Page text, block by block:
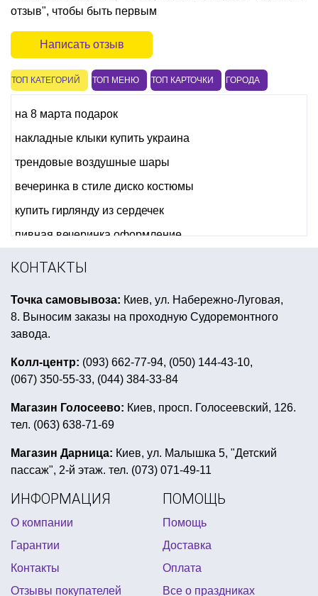
отзыв", чтобы быть первым
Написать отзыв
ТОП КАТЕГОРИЙ ТОП МЕНЮ ТОП КАРТОЧКИ ГОРОДА
на 8 марта подарок
накладные клыки купить украина
трендовые воздушные шары
вечеринка в стиле диско костюмы
купить гирлянду из сердечек
пивная вечеринка оформление
картина на хэллоуин
шары на день рождения для взрослых
гелиевые шары на 14 февраля цветная вечеринка
праздничный баннер
вечеринка в стиле диско
всё для детского праздника
карнавальная корона купить украина
хэллоуин баннер
детский день рождения в стиле индейцев
морская тематическая вечеринка
вечеринка в стиле клоунов
воздушные шары на день рождения девушке
все для вечеринки звездные войны купить в киеве
КОНТАКТЫ
Точка самовывоза: Киев, ул. Набережно-Луговая,
8. Выносим заказы на проходную Судоремонтного
завода.
Колл-центр: (093) 662-77-94, (050) 144-43-10,
(067) 350-55-33, (044) 384-33-84
Магазин Голосеево: Киев, просп. Голосеевский, 126.
тел. (063) 638-71-69
Магазин Дарница: Киев, ул. Малышка 5, "Детский
пассаж", 2-й этаж. тел. (073) 071-49-11
ИНФОРМАЦИЯ
О компании
Гарантии
Контакты
Отзывы покупателей
ПОМОЩЬ
Помощь
Доставка
Оплата
Все о праздниках